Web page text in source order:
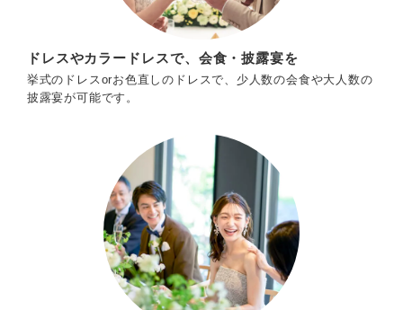
ドレスやカラードレスで、会食・披露宴を
挙式のドレスorお色直しのドレスで、少人数の会食や大人数の
披露宴が可能です。